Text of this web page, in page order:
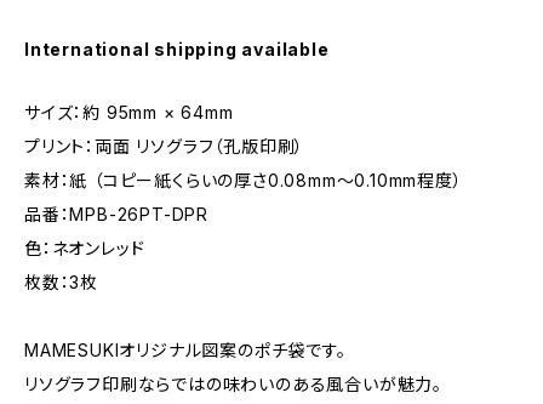
International shipping available
サイズ：約 95mm × 64mm
プリント：両面 リソグラフ（孔版印刷）
素材：紙 （コピー紙くらいの厚さ0.08mm～0.10mm程度）
品番：MPB-26PT-DPR
色：ネオンレッド
枚数：3枚
MAMESUKIオリジナル図案のポチ袋です。
リソグラフ印刷ならではの味わいのある風合いが魅力。